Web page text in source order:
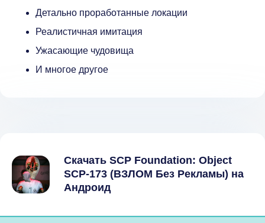
Детально проработанные локации
Реалистичная имитация
Ужасающие чудовища
И многое другое
Скачать SCP Foundation: Object
SCP-173 (ВЗЛОМ Без Рекламы) на
Андроид